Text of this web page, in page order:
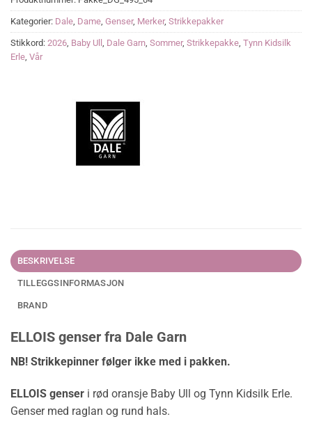
Kategorier: Dale, Dame, Genser, Merker, Strikkepakker
Stikkord: 2026, Baby Ull , Dale Garn, Sommer, Strikkepakke, Tynn Kidsilk
Erle, Vår
BESKRIVELSE
TILLEGGSINFORMASJON
BRAND
ELLOIS genser fra Dale Garn
NB! Strikkepinner følger ikke med i pakken.
ELLOIS genser i rød oransje Baby Ull og Tynn Kidsilk Erle.
Genser med raglan og rund hals.